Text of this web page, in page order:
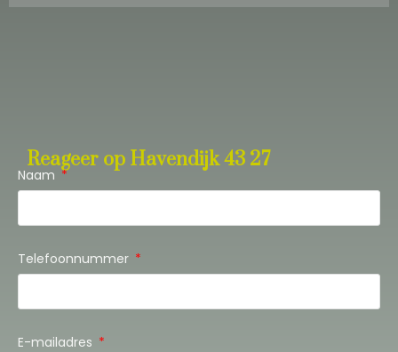
Reageer op Havendijk 43 27
Naam
Telefoonnummer
E-mailadres